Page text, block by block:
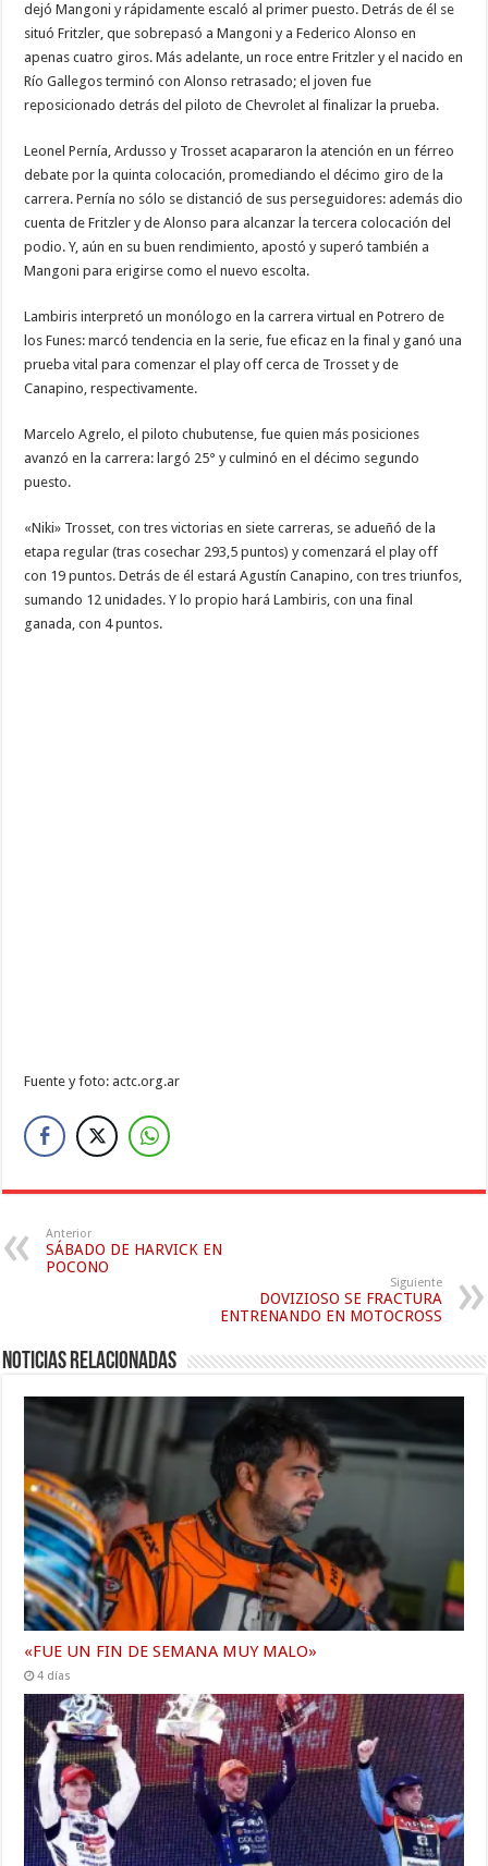
dejó Mangoni y rápidamente escaló al primer puesto. Detrás de él se
situó Fritzler, que sobrepasó a Mangoni y a Federico Alonso en
apenas cuatro giros. Más adelante, un roce entre Fritzler y el nacido en
Río Gallegos terminó con Alonso retrasado; el joven fue
reposicionado detrás del piloto de Chevrolet al finalizar la prueba.
Leonel Pernía, Ardusso y Trosset acapararon la atención en un férreo
debate por la quinta colocación, promediando el décimo giro de la
carrera. Pernía no sólo se distanció de sus perseguidores: además dio
cuenta de Fritzler y de Alonso para alcanzar la tercera colocación del
podio. Y, aún en su buen rendimiento, apostó y superó también a
Mangoni para erigirse como el nuevo escolta.
Lambiris interpretó un monólogo en la carrera virtual en Potrero de
los Funes: marcó tendencia en la serie, fue eficaz en la final y ganó una
prueba vital para comenzar el play off cerca de Trosset y de
Canapino, respectivamente.
Marcelo Agrelo, el piloto chubutense, fue quien más posiciones
avanzó en la carrera: largó 25° y culminó en el décimo segundo
puesto.
«Niki» Trosset, con tres victorias en siete carreras, se adueñó de la
etapa regular (tras cosechar 293,5 puntos) y comenzará el play off
con 19 puntos. Detrás de él estará Agustín Canapino, con tres triunfos,
sumando 12 unidades. Y lo propio hará Lambiris, con una final
ganada, con 4 puntos.
Fuente y foto: actc.org.ar
Anterior
SÁBADO DE HARVICK EN
POCONO
Siguiente
DOVIZIOSO SE FRACTURA
ENTRENANDO EN MOTOCROSS
Noticias relacionadas
«FUE UN FIN DE SEMANA MUY MALO»
4 días